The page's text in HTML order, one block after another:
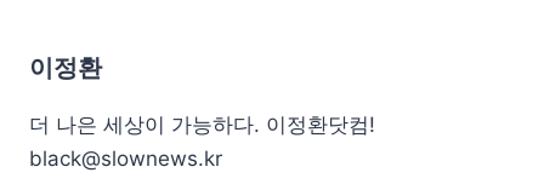
이정환
더 나은 세상이 가능하다. 이정환닷컴!
black@slownews.kr